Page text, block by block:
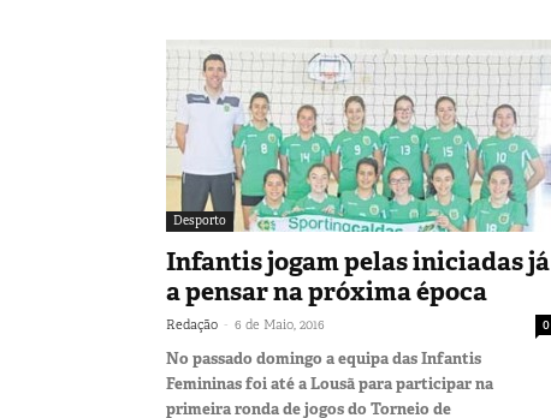
Desporto
Infantis jogam pelas iniciadas já
a pensar na próxima época
Redação - 6 de Maio, 2016 0
No passado domingo a equipa das Infantis
Femininas foi até a Lousã para participar na
primeira ronda de jogos do Torneio de